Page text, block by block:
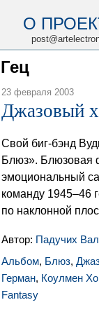
О
23 февраля 2003
Джазовый
Свой биг-бэнд
Блюз». Блюзовая
эмоциональный
команду 1945–46
по наклонной
Автор: Падучих
Альбом, Блюз,
Герман, Коулмен
Fantasy